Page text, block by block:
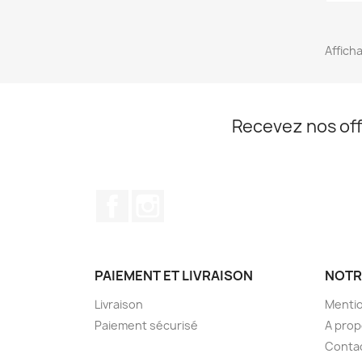
Recevez nos
PAIEMENT ET LIVRAISON
Livraison
Paiement sécurisé
A